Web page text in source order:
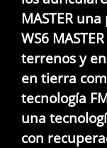
MASTER
WS6
terrenos y
en tierra
tecnología
una
con